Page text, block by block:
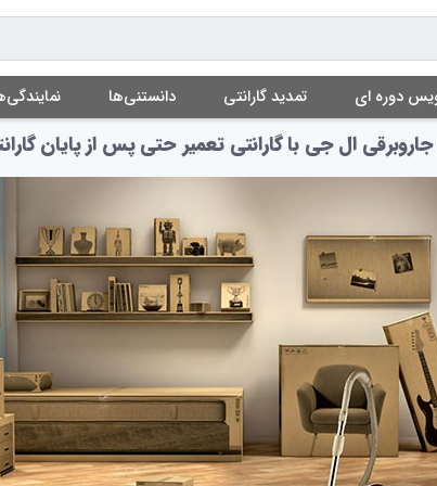
دوره ای تمدید گارانتی دانستنی‌ها
ال جی در تهران از سوی
ال جی با گارانتی تعمیر حتی پس از پایان